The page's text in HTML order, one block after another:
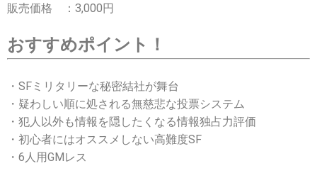
販売価格 ：3,000円
おすすめポイント！
・SFミリタリーな秘密結社が舞台
・疑わしい順に処される無慈悲な投票システム
・犯人以外も情報を隠したくなる情報独占力評価
・初心者にはオススメしない高難度SF
・6人用GMレス